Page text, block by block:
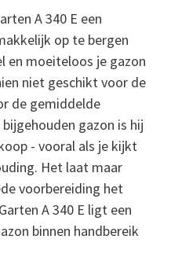
A 340 E een
op te bergen
en moeiteloos je gazon
niet geschikt voor de
de gemiddelde
gazon is hij
- vooral als je kijkt
Het laat maar
voorbereiding het
A 340 E ligt een
binnen handbereik